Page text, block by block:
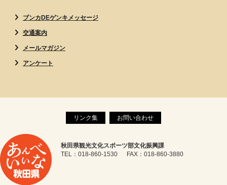
ブンカDEゲンキメッセージ
交通案内
メールマガジン
アンケート
リンク集 お問い合わせ
秋田県観光文化スポーツ部文化振興課
TEL：018-860-1530 FAX：018-860-3880